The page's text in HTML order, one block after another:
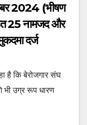
दर्ज
है कि बेरोजगार संघ
उग्र रूप धारण